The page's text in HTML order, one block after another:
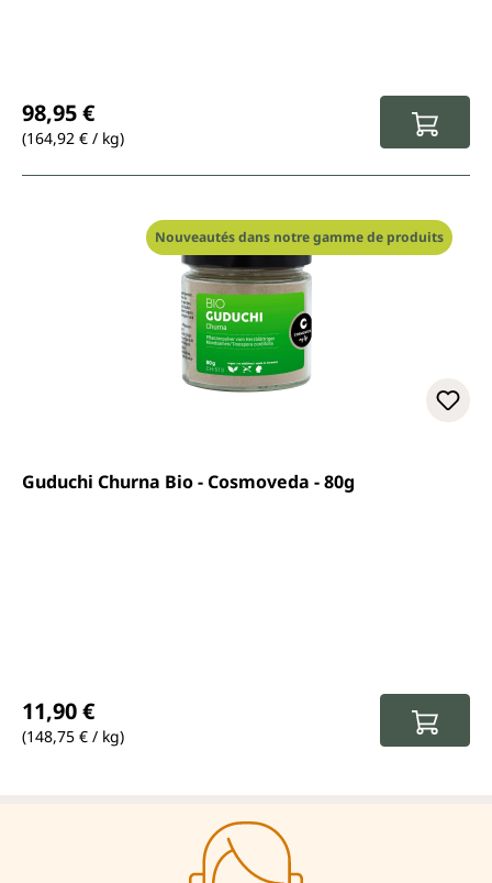
98,95 €
(164,92 € / kg)
Nouveautés dans notre gamme de produits
Guduchi Churna Bio - Cosmoveda - 80g
11,90 €
(148,75 € / kg)